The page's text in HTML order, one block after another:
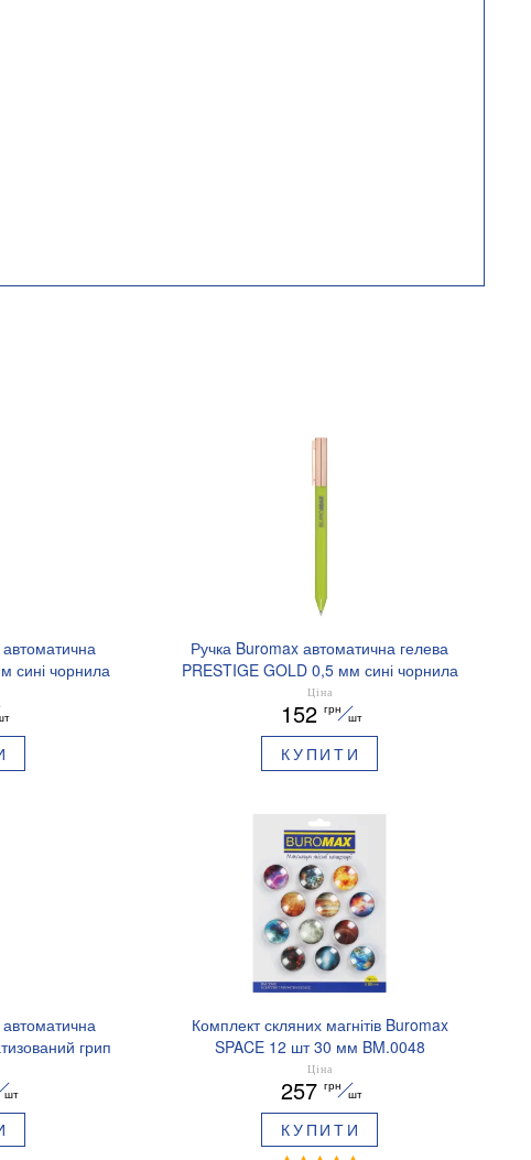
сині чорнила
Ручка Buromax автоматична гелева
PRESTIGE GOLD 0,5 мм сині чорнила
BM.83101
Ціна
152 грн
шт
КУПИТИ
грип
BM.8379-02
шт
Комплект скляних магнітів Buromax
SPACE 12 шт 30 мм BM.0048
Ціна
257 грн
шт
КУПИТИ